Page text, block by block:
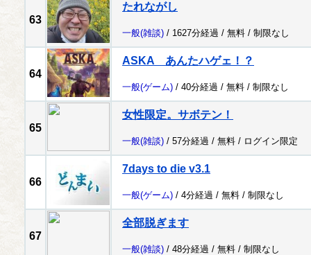
63
たれながし
一般(雑談) / 1627分経過 / 無料 / 制限なし
64
ASKA あんたハゲェ！？
一般(ゲーム) / 40分経過 / 無料 / 制限なし
65
女性限定。サボテン！
一般(雑談) / 57分経過 / 無料 / ログイン限定
66
7days to die v3.1
一般(ゲーム) / 4分経過 / 無料 / 制限なし
67
全部脱ぎます
一般(雑談) / 48分経過 / 無料 / 制限なし